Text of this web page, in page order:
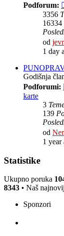
Podforum:
3356
16334
od
1 day
Godišnja
Podforumi:
karte
3
139
od
1 year
Statistike
Ukupno poruka
8343 • Naš
Sponzori